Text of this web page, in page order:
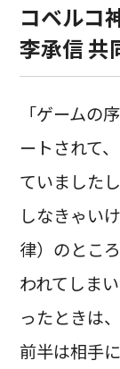
コベルコ
李承信 共
「ゲームの
ートされて
ていました
しなきゃい
律）のとこ
われてしま
ったときは
前半は相手